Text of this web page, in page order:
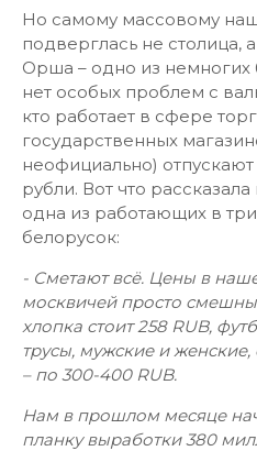
Но самому массовому
подверглась не столица,
Орша – одно из немногих
нет особых проблем с
кто работает в сфере
государственных
неофициально)
рубли. Вот что
одна из работающих в
белорусок:
- Сметают всё. Цены в
москвичей просто
хлопка стоит 258 RUB,
трусы, мужские и женские,
– по 300-400 RUB.
Нам в прошлом месяце
планку выработки 380